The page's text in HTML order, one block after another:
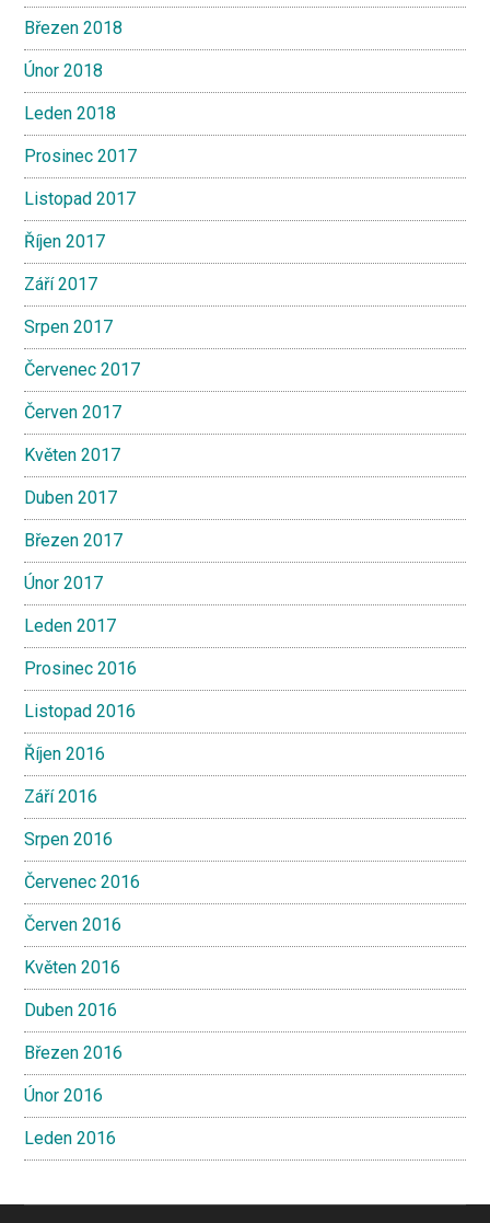
Březen 2018
Únor 2018
Leden 2018
Prosinec 2017
Listopad 2017
Říjen 2017
Září 2017
Srpen 2017
Červenec 2017
Červen 2017
Květen 2017
Duben 2017
Březen 2017
Únor 2017
Leden 2017
Prosinec 2016
Listopad 2016
Říjen 2016
Září 2016
Srpen 2016
Červenec 2016
Červen 2016
Květen 2016
Duben 2016
Březen 2016
Únor 2016
Leden 2016